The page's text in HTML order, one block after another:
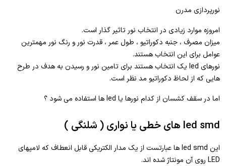
نورپردازی مدرن
امروزه موارد زیادی در انتخاب نور تاثیر گذار است.
میزان مصرف ، جنبه دکوراتیو ، طول عمر ، قدرت نور و رنگ نور مهمترین
عوامل برای این انتخاب هستند.
نورهای led یک انتخاب هستند برای تامین نور و رسیدن به هدف در طرح
هایی که از لحاظ دکوراتیو مد نظر است.
اما در سقف کشسان از کدام نورها یا led ها استفاده می شود ؟
led smd های خطی یا نواری ( شلنگی )
این led smd ها عبارتست از یک مدار الکتریکی قابل انعطاف که لامپهای
LED روی آن مونتاژ شده اند.